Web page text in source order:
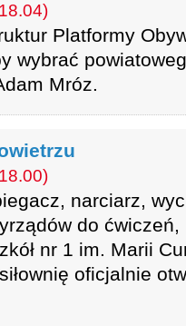
Platformy
wybrać
Mróz.
narciarz,
do ćwiczeń,
nr 1 im. Marii
oficjalnie